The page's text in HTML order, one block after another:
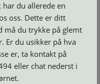
du allerede en
oss. Dette er ditt
må du trykke på glemt
Er du usikker på hva
er, ta kontakt på
eller chat nederst i